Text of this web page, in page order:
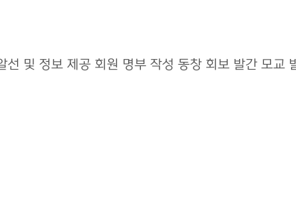
선 및 정보 제공 회원 명부 작성 동창 회보 발간 모교